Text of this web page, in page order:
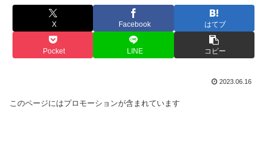
X Facebook はてブ
Pocket LINE コピー
2023.06.16
このページにはプロモーションが含まれています